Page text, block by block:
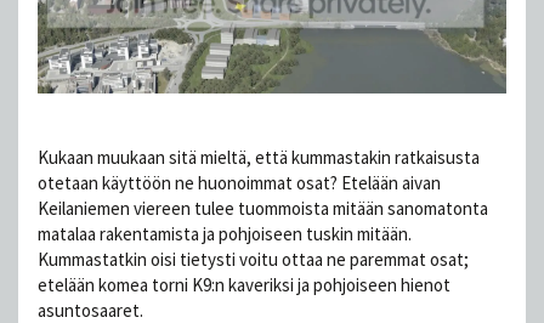
Kukaan muukaan sitä mieltä, että kummastakin ratkaisusta
otetaan käyttöön ne huonoimmat osat? Etelään aivan
Keilaniemen viereen tulee tuommoista mitään sanomatonta
matalaa rakentamista ja pohjoiseen tuskin mitään.
Kummastatkin oisi tietysti voitu ottaa ne paremmat osat;
etelään komea torni K9:n kaveriksi ja pohjoiseen hienot
asuntosaaret.